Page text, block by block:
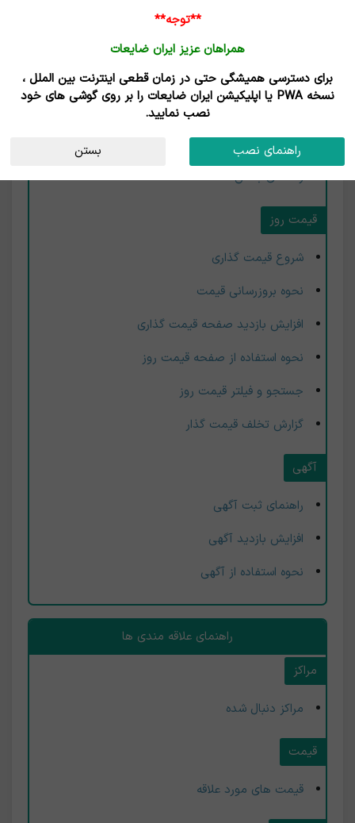
راهنما و پشتیبانی
راهنمای صفحه اصلی
خانه
راهنمای بخش خانه
قیمت روز
شروع قیمت گذاری
نحوه بروزرسانی قیمت
افزایش بازدید صفحه قیمت گذاری
نحوه استفاده از صفحه قیمت روز
جستجو و فیلتر قیمت روز
گزارش تخلف قیمت گذار
آگهی
راهنمای ثبت آگهی
افزایش بازدید آگهی
نحوه استفاده از آگهی
راهنمای علاقه مندی ها
مراکز
مراکز دنبال شده
قیمت
قیمت های مورد علاقه
**توجه**
همراهان عزیز ایران ضایعات
برای دسترسی همیشگی حتی در زمان قطعی اینترنت بین الملل ،
نسخه PWA یا اپلیکیشن ایران ضایعات را بر روی گوشی های خود
نصب نمایید.
راهنمای نصب بستن